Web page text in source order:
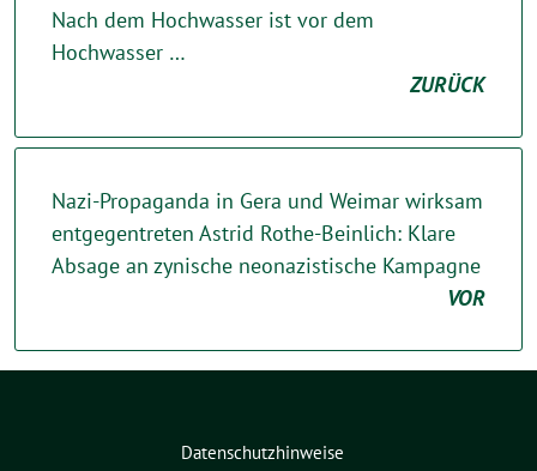
Nach dem Hochwasser ist vor dem
Hochwasser …
ZURÜCK
Nazi-Propaganda in Gera und Weimar wirksam
entgegentreten Astrid Rothe-Beinlich: Klare
Absage an zynische neonazistische Kampagne
VOR
Datenschutzhinweise